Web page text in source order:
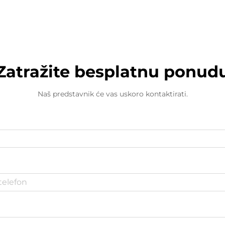
besplatnu
Naš predstavnik će vas uskoro kontaktirati.